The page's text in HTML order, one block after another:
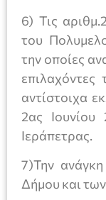
6) Τις
του
την οποίες
αντίστοιχα
2ας
Ιεράπετρας.
7)Την ανάγκη
Δήμου και